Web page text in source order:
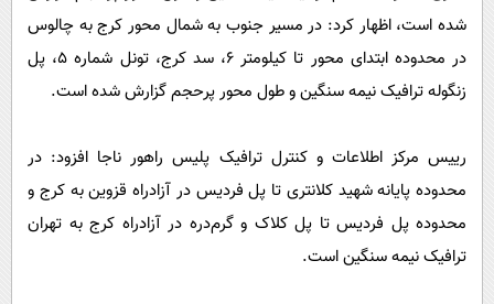
شده است، اظهار کرد: در مسیر جنوب به شمال محور کرج به چالوس
در محدوده ابتدای محور تا کیلومتر ۶، سد کرج، تونل شماره ۵، پل
زنگوله ترافیک نیمه سنگین و طول محور پرحجم گزارش شده است.
رییس مرکز اطلاعات و کنترل ترافیک پلیس راهور ناجا افزود: در
محدوده پایانه شهید کلانتری تا پل فردیس در آزادراه قزوین به کرج و
محدوده پل فردیس تا پل کلاک و گرم‌دره در آزادراه کرج به تهران
ترافیک نیمه سنگین است.